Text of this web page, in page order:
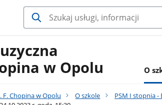
w Opolu
O
F. Chopina w Opolu O szkole PSM I stopnia -